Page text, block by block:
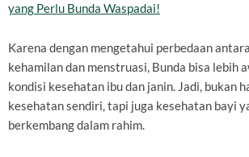
yang Perlu Bunda Waspadai!
Karena dengan mengetahui perbedaan
kehamilan dan menstruasi, Bunda bisa lebih
kondisi kesehatan ibu dan janin. Jadi, bukan
kesehatan sendiri, tapi juga kesehatan bayi
berkembang dalam rahim.